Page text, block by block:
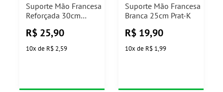
Suporte Mão Francesa
Reforçada 30cm
Prat-K
R$ 25,90
10x de R$ 2,59
Suporte Mão Francesa
Branca 25cm Prat-K
R$ 19,90
10x de R$ 1,99